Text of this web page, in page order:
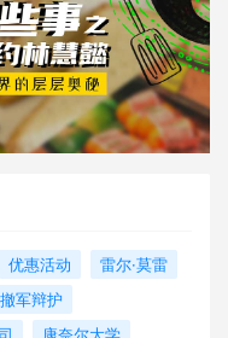
优惠活动
雷尔·莫雷
军辩护
康奈尔大学